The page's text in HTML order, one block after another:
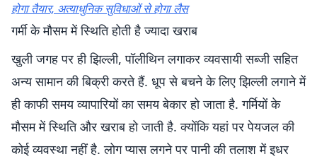
होगा तैयार, अत्याधुनिक सुविधाओं से होगा लैस
गर्मी के मौसम में स्थिति होती है ज्यादा खराब
खुली जगह पर ही झिल्ली, पॉलीथिन लगाकर व्यवसायी सब्जी सहित
अन्य सामान की बिक्री करते हैं. धूप से बचने के लिए झिल्ली लगाने में
ही काफी समय व्यापारियों का समय बेकार हो जाता है. गर्मियों के
मौसम में स्थिति और खराब हो जाती है. क्योंकि यहां पर पेयजल की
कोई व्यवस्था नहीं है. लोग प्यास लगने पर पानी की तलाश में इधर